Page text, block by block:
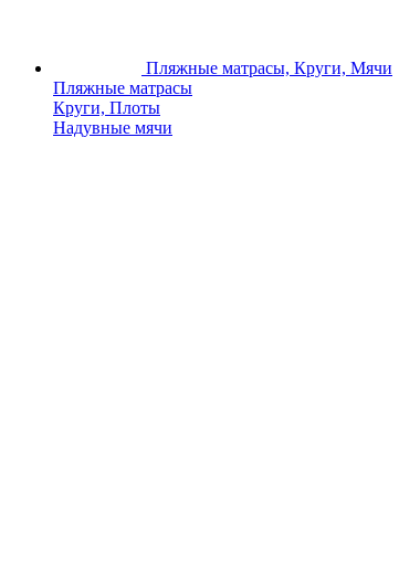
Пляжные матрасы, Круги, Мячи
Пляжные матрасы
Круги, Плоты
Надувные мячи